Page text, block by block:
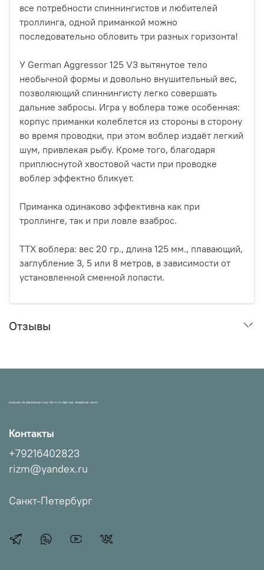
все потребности спиннингистов и любителей
троллинга, одной приманкой можно
последовательно обловить три разных горизонта!
У German Aggressor 125 V3 вытянутое тело
необычной формы и довольно внушительный вес,
позволяющий спиннингисту легко совершать
дальние забросы. Игра у воблера тоже особенная:
корпус приманки колеблется из стороны в сторону
во время проводки, при этом воблер издаёт легкий
шум, привлекая рыбу. Кроме того, благодаря
приплюснутой хвостовой части при проводке
воблер эффектно бликует.
Приманка одинаково эффективна как при
троллинге, так и при ловле взаброс.
ТТХ воблера: вес 20 гр., длина 125 мм., плавающий,
заглубление 3, 5 или 8 метров, в зависимости от
установленной сменной лопасти.
Отзывы
МАГАЗИН ПРОВЕРЕННЫХ СНАСТЕЙ И УЛОВИСТЫХ ПРИМАНОК НХНЧ!
Контакты
+79216402823
rizm@yandex.ru
Санкт-Петербург